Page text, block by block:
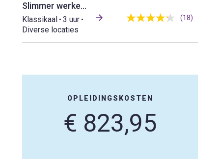
Slimmer werken met AI en ChatGPT - De Verdieping
Klassikaal
3 uur
Diverse locaties
(18)
OPLEIDINGSKOSTEN
€ 823,95